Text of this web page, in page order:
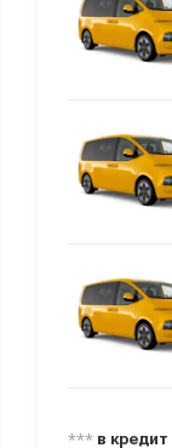
*** в кредит